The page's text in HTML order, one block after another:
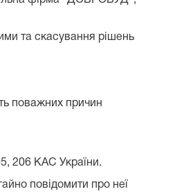
та скасування рішень
поважних причин
206 КАС України.
повідомити про неї